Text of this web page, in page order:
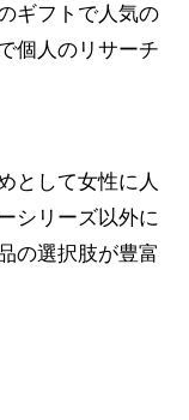
ギフトで人気の
個人のリサーチ
として女性に人
シリーズ以外に
の選択肢が豊富